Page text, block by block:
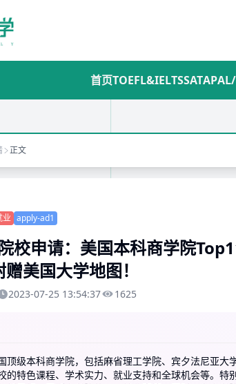
首页TOEFL&IELTSSATAP
正文
业 apply-ad1
校申请：美国本科商学院
美国大学地图！
2023-07-25 13:54:37 1625
顶级本科商学院，包括麻省理工学院、宾夕法尼亚
的特色课程、学术实力、就业支持和全球机会等。